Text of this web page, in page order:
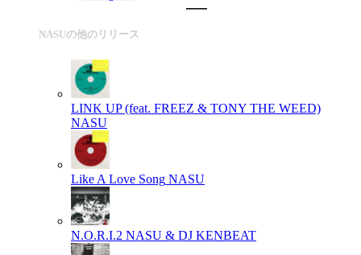
NASUの他のリリース
LINK UP (feat. FREEZ & TONY THE WEED)
NASU
Like A Love Song NASU
N.O.R.I.2 NASU & DJ KENBEAT